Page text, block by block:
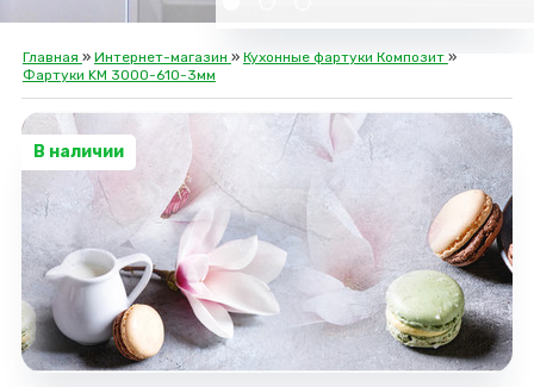
Главная » Интернет-магазин » Кухонные фартуки Композит »
Фартуки KM 3000-610-3мм
В наличии